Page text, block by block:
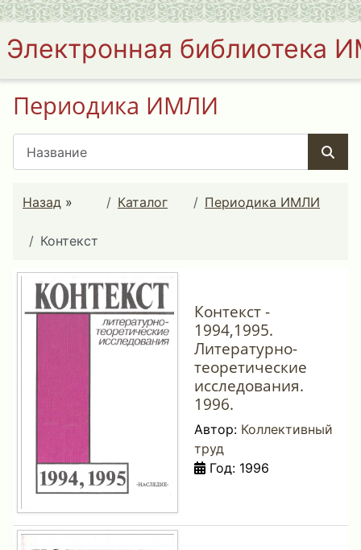
Электронная библиотека
Периодика ИМЛИ
Назад » Каталог Периодика ИМЛИ
Контекст
Контекст -
1994,1995.
Литературно-
теоретические
исследования.
1996.
Автор: Коллективный
труд
Год: 1996